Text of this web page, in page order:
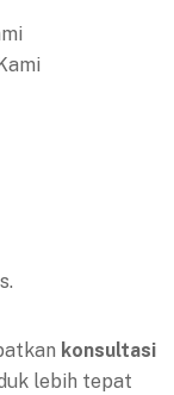
konsultasi
lebih tepat